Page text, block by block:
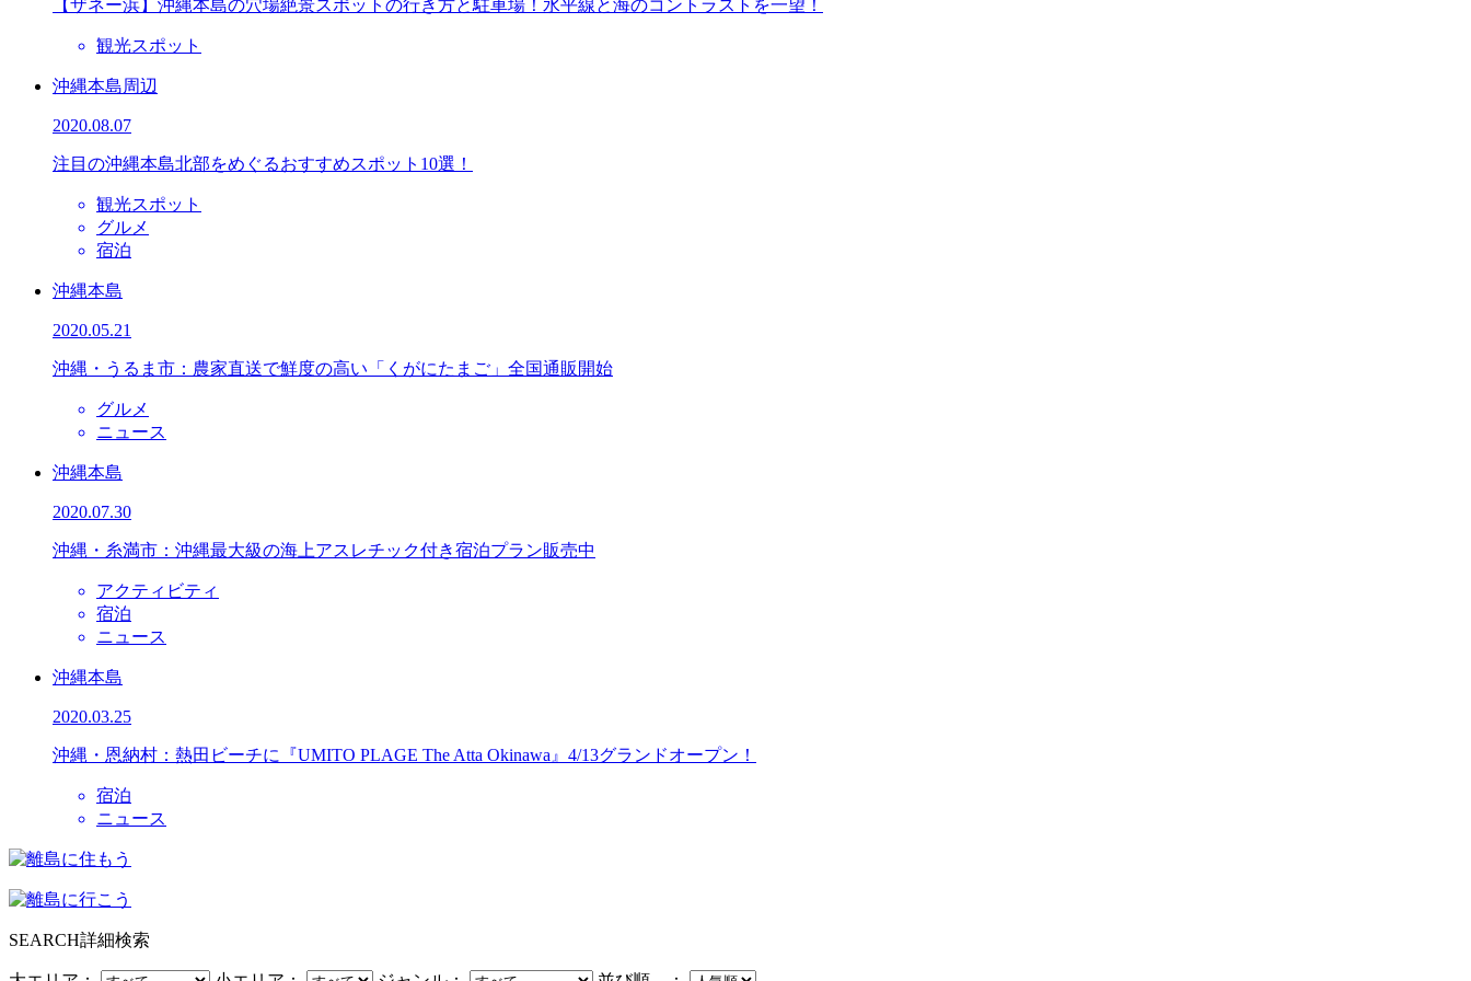
【ザネー浜】沖縄本島の穴場絶景スポットの行き方と駐車場！水平線と海のコントラストを一望！
観光スポット
沖縄本島周辺
2020.08.07
注目の沖縄本島北部をめぐるおすすめスポット10選！
観光スポット
グルメ
宿泊
沖縄本島
2020.05.21
沖縄・うるま市：農家直送で鮮度の高い「くがにたまご」全国通販開始
グルメ
ニュース
沖縄本島
2020.07.30
沖縄・糸満市：沖縄最大級の海上アスレチック付き宿泊プラン販売中
アクティビティ
宿泊
ニュース
沖縄本島
2020.03.25
沖縄・恩納村：熱田ビーチに『UMITO PLAGE The Atta Okinawa』4/13グランドオープン！
宿泊
ニュース
SEARCH詳細検索